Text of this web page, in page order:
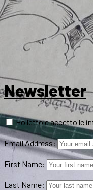
Newsletter
Ho letto e accetto le
Email Address:
First Name:
Last Name: